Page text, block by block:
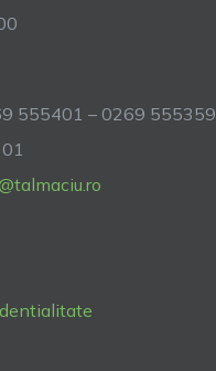
555401 – 0269 555359